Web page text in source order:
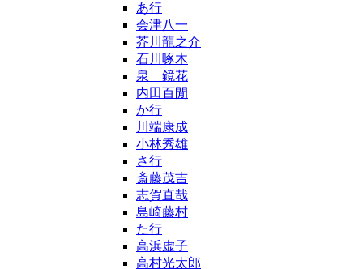
あ行
会津八一
芥川龍之介
石川啄木
泉 鏡花
内田百閒
か行
川端康成
小林秀雄
さ行
斎藤茂吉
志賀直哉
島崎藤村
た行
高浜虚子
高村光太郎